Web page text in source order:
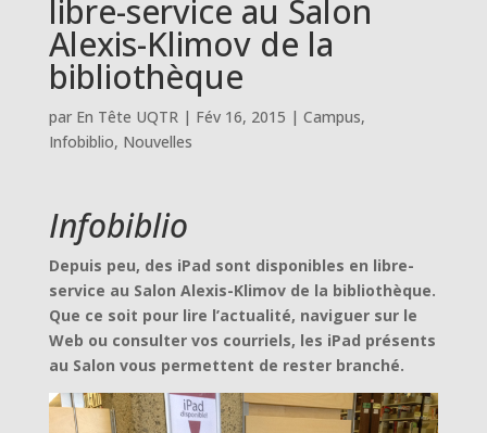
libre-service au Salon
Alexis-Klimov de la
bibliothèque
par En Tête UQTR| Fév 16, 2015 | Campus,
Infobiblio, Nouvelles
Infobiblio
Depuis peu, des iPad sont disponibles en libre-
service au Salon Alexis-Klimov de la bibliothèque.
Que ce soit pour lire l’actualité, naviguer sur le
Web ou consulter vos courriels, les iPad présents
au Salon vous permettent de rester branché.